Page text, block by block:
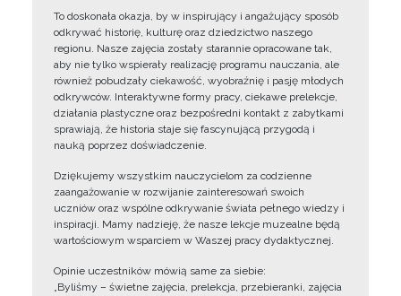
To doskonała okazja, by w inspirujący i angażujący sposób
odkrywać historię, kulturę oraz dziedzictwo naszego
regionu. Nasze zajęcia zostały starannie opracowane tak,
aby nie tylko wspierały realizację programu nauczania, ale
również pobudzały ciekawość, wyobraźnię i pasję młodych
odkrywców. Interaktywne formy pracy, ciekawe prelekcje,
działania plastyczne oraz bezpośredni kontakt z zabytkami
sprawiają, że historia staje się fascynującą przygodą i
nauką poprzez doświadczenie.
Dziękujemy wszystkim nauczycielom za codzienne
zaangażowanie w rozwijanie zainteresowań swoich
uczniów oraz wspólne odkrywanie świata pełnego wiedzy i
inspiracji. Mamy nadzieję, że nasze lekcje muzealne będą
wartościowym wsparciem w Waszej pracy dydaktycznej.
Opinie uczestników mówią same za siebie:
„Byliśmy – świetne zajęcia, prelekcja, przebieranki, zajęcia